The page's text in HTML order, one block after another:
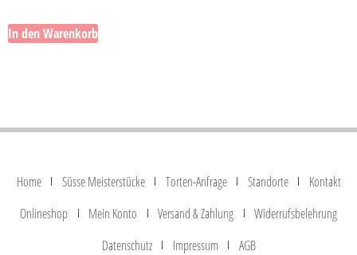
In den Warenkorb
Home Süsse Meisterstücke Torten-Anfrage Standorte
Kontakt
Onlineshop
Mein Konto Versand & Zahlung
Widerrufsbelehrung
Datenschutz
Impressum AGB